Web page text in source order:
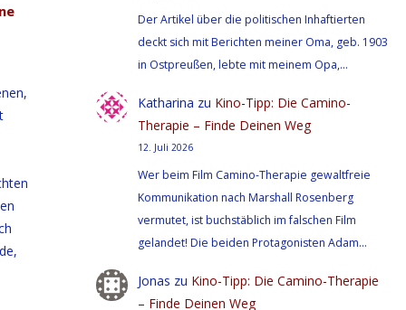
Der Artikel über die politischen Inhaftierten
deckt sich mit Berichten meiner Oma, geb. 1903
in Ostpreußen, lebte mit meinem Opa,…
Katharina zu Kino-Tipp: Die Camino-
Therapie – Finde Deinen Weg
12. Juli 2026
Wer beim Film Camino-Therapie gewaltfreie
Kommunikation nach Marshall Rosenberg
vermutet, ist buchstäblich im falschen Film
gelandet! Die beiden Protagonisten Adam…
Jonas zu Kino-Tipp: Die Camino-Therapie
– Finde Deinen Weg